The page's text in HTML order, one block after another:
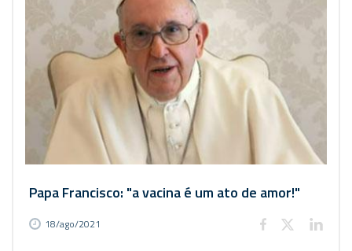
Papa Francisco: "a vacina é um ato de amor!"
18/ago/2021